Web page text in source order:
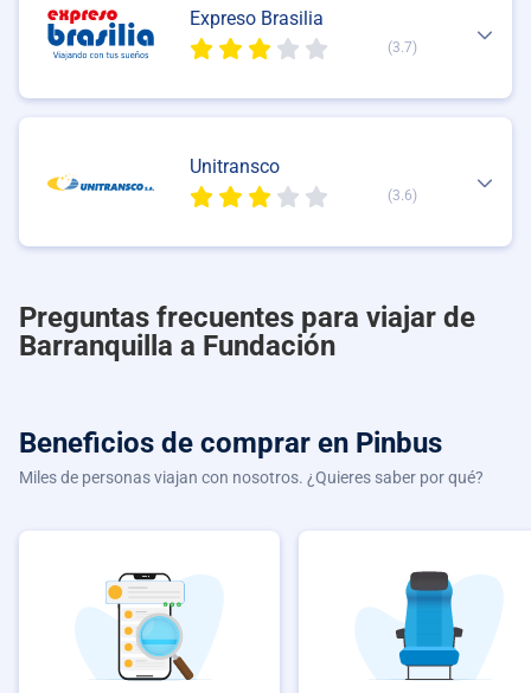
Expreso Brasilia
(3.7)
Unitransco
(3.6)
Preguntas frecuentes para viajar de
Barranquilla a Fundación
Beneficios de comprar en Pinbus
Miles de personas viajan con nosotros. ¿Quieres saber por qué?